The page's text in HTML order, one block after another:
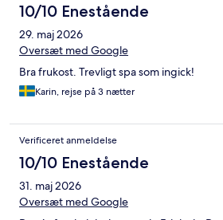
10/10 Enestående
29. maj 2026
Oversæt med Google
Bra frukost. Trevligt spa som ingick!
Karin, rejse på 3 nætter
Verificeret anmeldelse
10/10 Enestående
31. maj 2026
Oversæt med Google